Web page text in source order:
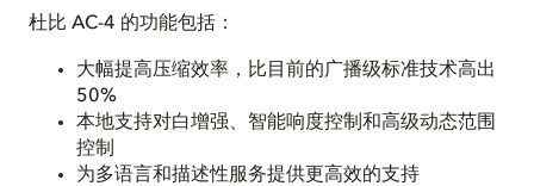
杜比 AC-4 的功能包括：
大幅提高压缩效率，比目前的广播级标准技术高出
50%
本地支持对白增强、智能响度控制和高级动态范围
控制
为多语言和描述性服务提供更高效的支持